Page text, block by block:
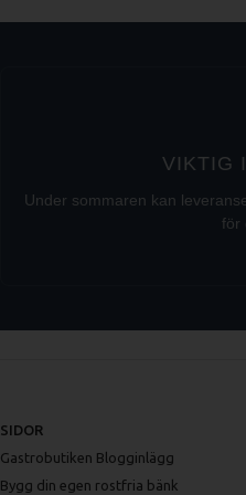
VIKTIG
Under sommaren kan
för
SIDOR
Gastrobutiken Blogginlägg
Bygg din egen rostfria bänk